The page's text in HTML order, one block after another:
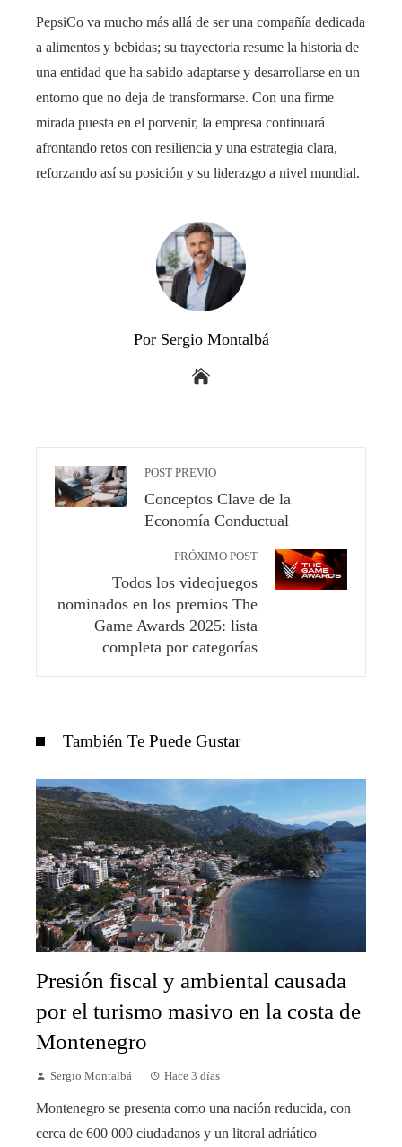
PepsiCo va mucho más allá de ser una compañía dedicada
a alimentos y bebidas; su trayectoria resume la historia de
una entidad que ha sabido adaptarse y desarrollarse en un
entorno que no deja de transformarse. Con una firme
mirada puesta en el porvenir, la empresa continuará
afrontando retos con resiliencia y una estrategia clara,
reforzando así su posición y su liderazgo a nivel mundial.
Por Sergio Montalbá
POST PREVIO
Conceptos Clave de la
Economía Conductual
PRÓXIMO POST
Todos los videojuegos
nominados en los premios The
Game Awards 2025: lista
completa por categorías
También Te Puede Gustar
Presión fiscal y ambiental causada
por el turismo masivo en la costa de
Montenegro
Sergio Montalbá Hace 3 días
Montenegro se presenta como una nación reducida, con
cerca de 600 000 ciudadanos y un litoral adriático